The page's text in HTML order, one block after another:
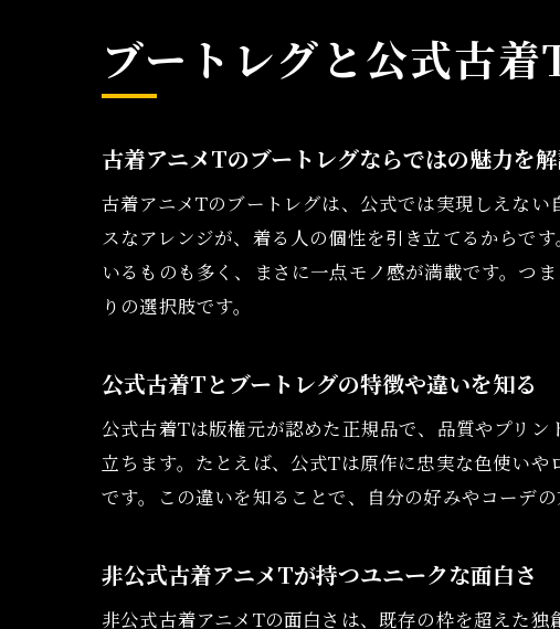
古
ブートレグと公式古
古着アニメTのブートレグならではの魅力を
古着アニメTのブートレグは、公式では実現しえな
スなアレンジが、着る人の個性を引き立てるからで
いるものも多く、まさに一点モノ感が満載です。つ
りの選択肢です。
公式古着Tとブートレグの特徴や違いを知る
公式古着Tは版権元が認めた正規品で、品質やプリ
立ちます。たとえば、公式Tは原作に忠実な色使い
です。この違いを知ることで、自分の好みやコーデ
非公式古着アニメTが持つユニークな面白さ
非公式古着アニメTの面白さは、既存の枠を超えた